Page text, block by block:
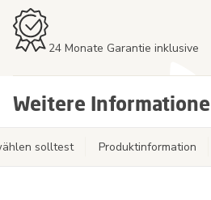
24 Monate Garantie inklusive
Weitere
solltest Produktinformation